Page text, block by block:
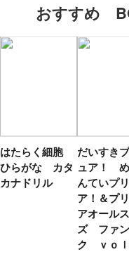
おすすめ
はたらく細胞
ひらがな カタ
カナドリル
だいすき
ュア！
んていプ
ア！＆プ
アオール
ズ ファ
ク ｖｏ